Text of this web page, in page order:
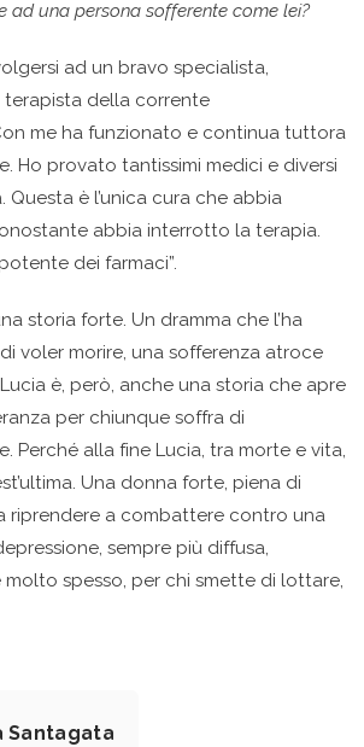
ad una persona sofferente come lei?
ad un bravo specialista,
terapista della corrente
me ha funzionato e continua tuttora
Ho provato tantissimi medici e diversi
è l’unica cura che abbia
abbia interrotto la terapia.
dei farmaci”.
storia forte. Un dramma che l’ha
voler morire, una sofferenza atroce
è, però, anche una storia che apre
per chiunque soffra di
Perché alla fine Lucia, tra morte e vita,
Una donna forte, piena di
riprendere a combattere contro una
sempre più diffusa,
molto spesso, per chi smette di lottare,
Santagata